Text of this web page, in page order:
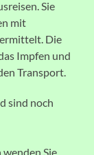
Sie
mit
Die
Impfen und
Transport.
sind noch
Sie